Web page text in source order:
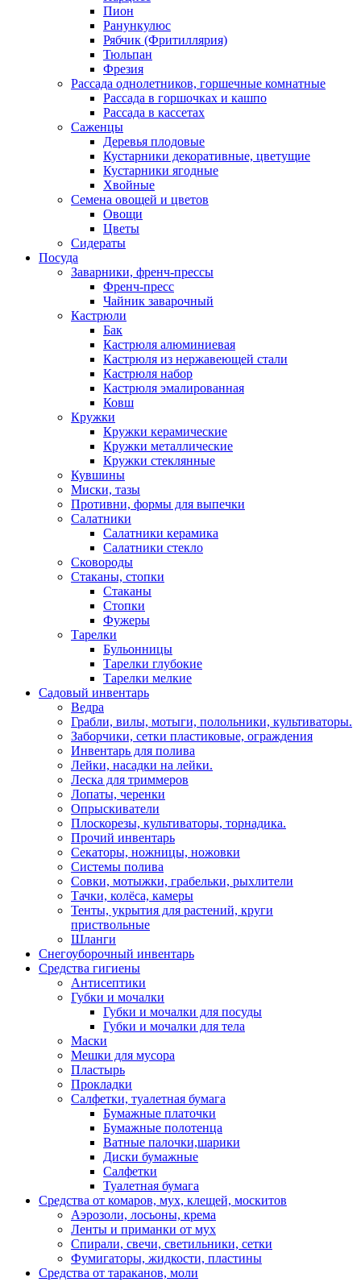
Пион
Ранункулюс
Рябчик (Фритиллярия)
Тюльпан
Фрезия
Рассада однолетников, горшечные комнатные
Рассада в горшочках и кашпо
Рассада в кассетах
Саженцы
Деревья плодовые
Кустарники декоративные, цветущие
Кустарники ягодные
Хвойные
Семена овощей и цветов
Овощи
Цветы
Сидераты
Посуда
Заварники, френч-прессы
Френч-пресс
Чайник заварочный
Кастрюли
Бак
Кастрюля алюминиевая
Кастрюля из нержавеющей стали
Кастрюля набор
Кастрюля эмалированная
Ковш
Кружки
Кружки керамические
Кружки металлические
Кружки стеклянные
Кувшины
Миски, тазы
Противни, формы для выпечки
Салатники
Салатники керамика
Салатники стекло
Сковороды
Стаканы, стопки
Стаканы
Стопки
Фужеры
Тарелки
Бульонницы
Тарелки глубокие
Тарелки мелкие
Садовый инвентарь
Ведра
Грабли, вилы, мотыги, полольники, культиваторы.
Заборчики, сетки пластиковые, ограждения
Инвентарь для полива
Лейки, насадки на лейки.
Леска для триммеров
Лопаты, черенки
Опрыскиватели
Плоскорезы, культиваторы, торнадика.
Прочий инвентарь
Секаторы, ножницы, ножовки
Системы полива
Совки, мотыжки, грабельки, рыхлители
Тачки, колёса, камеры
Тенты, укрытия для растений, круги
приствольные
Шланги
Снегоуборочный инвентарь
Средства гигиены
Антисептики
Губки и мочалки
Губки и мочалки для посуды
Губки и мочалки для тела
Маски
Мешки для мусора
Пластырь
Прокладки
Салфетки, туалетная бумага
Бумажные платочки
Бумажные полотенца
Ватные палочки,шарики
Диски бумажные
Салфетки
Туалетная бумага
Средства от комаров, мух, клещей, москитов
Аэрозоли, лосьоны, крема
Ленты и приманки от мух
Спирали, свечи, светильники, сетки
Фумигаторы, жидкости, пластины
Средства от тараканов, моли